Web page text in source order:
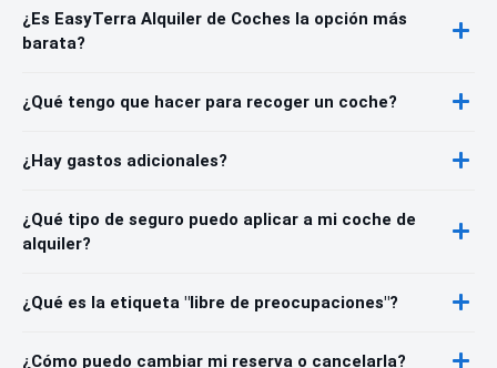
¿Es EasyTerra Alquiler de Coches la opción más
barata?
¿Qué tengo que hacer para recoger un coche?
¿Hay gastos adicionales?
¿Qué tipo de seguro puedo aplicar a mi coche de
alquiler?
¿Qué es la etiqueta "libre de preocupaciones"?
¿Cómo puedo cambiar mi reserva o cancelarla?